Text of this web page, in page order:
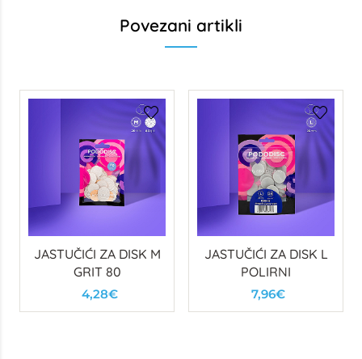
Povezani artikli
JASTUČIĆI ZA DISK M
GRIT 80
4,28€
JASTUČIĆI ZA DISK L
POLIRNI
7,96€